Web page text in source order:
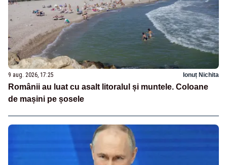
9 aug. 2026, 17:25 Ionuț Nichita
Românii au luat cu asalt litoralul și muntele. Coloane
de mașini pe șosele